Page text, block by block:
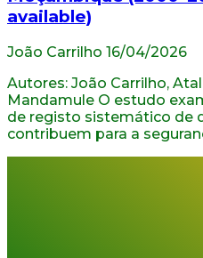
available)
João Carrilho 16/04/2026
Autores: João Carrilho,
Mandamule O estudo
de registo sistemático de
contribuem para a